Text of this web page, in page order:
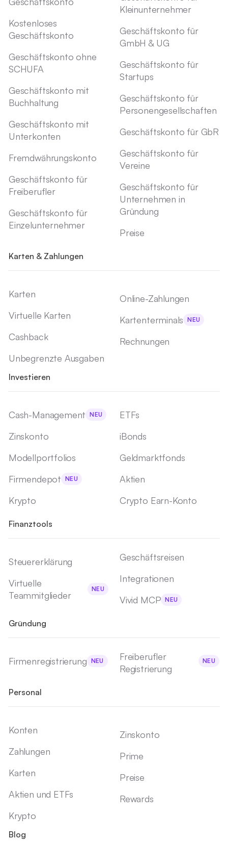
Kostenloses
Geschäftskonto
Geschäftskonto ohne
SCHUFA
Geschäftskonto mit
Buchhaltung
Geschäftskonto mit
Unterkonten
Fremdwährungskonto
Geschäftskonto für
Freiberufler
Geschäftskonto für
Einzelunternehmer
Kleinunternehmer
Geschäftskonto für
GmbH & UG
Geschäftskonto für
Startups
Geschäftskonto für
Personengesellschaften
Geschäftskonto für GbR
Geschäftskonto für
Vereine
Geschäftskonto für
Unternehmen in
Gründung
Preise
Karten & Zahlungen
Karten
Virtuelle Karten
Cashback
Unbegrenzte Ausgaben
Online-Zahlungen
Kartenterminals
NEU
Rechnungen
Investieren
Cash-Management NEU
Zinskonto
Modellportfolios
Firmendepot
NEU
Krypto
ETFs
iBonds
Geldmarktfonds
Aktien
Crypto Earn-Konto
Finanztools
Steuererklärung
Virtuelle
Teammitglieder
NEU
Geschäftsreisen
Integrationen
Vivid MCP NEU
Gründung
Firmenregistrierung NEU
Freiberufler
Registrierung
NEU
Personal
Konten
Zahlungen
Karten
Aktien und ETFs
Krypto
Zinskonto
Prime
Preise
Rewards
Blog